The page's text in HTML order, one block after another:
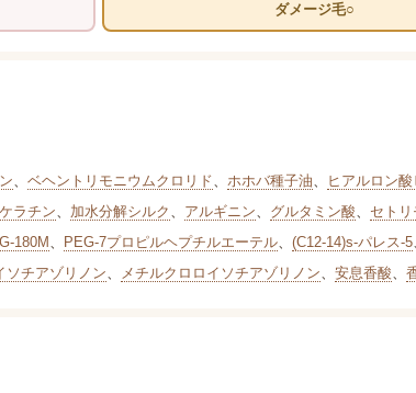
ダメージ毛○
、 ベヘントリモニウムクロリド、 ホホバ種子油、
ヒアルロン
ラチン、 加水分解シルク 、 アルギニン、 グルタミン酸、 セトリ
180M、 PEG-7プロピルヘプチルエーテル、 (C12-14)s-パレス-5
ソチアゾリノン、 メチルクロロイソチアゾリノン、 安息香酸、